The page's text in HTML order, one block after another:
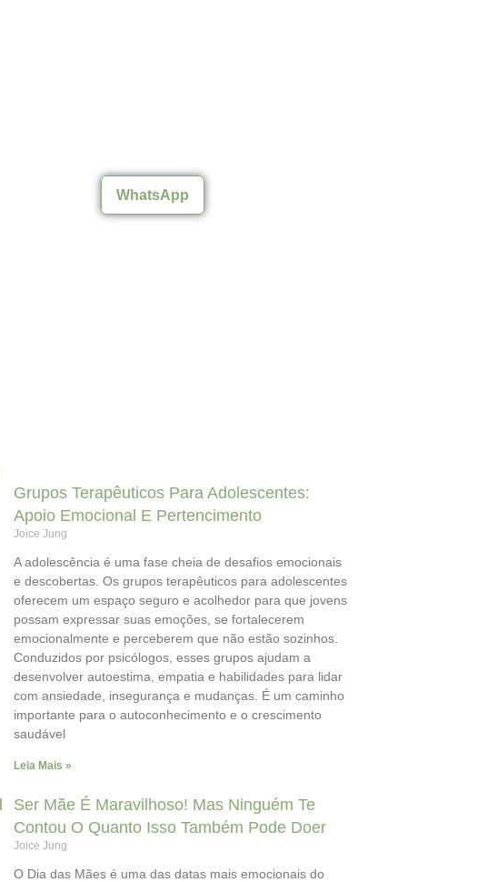
WhatsApp
Grupos Terapêuticos Para Adolescentes:
Apoio Emocional E Pertencimento
Joice Jung
A adolescência é uma fase cheia de desafios emocionais
e descobertas. Os grupos terapêuticos para adolescentes
oferecem um espaço seguro e acolhedor para que jovens
possam expressar suas emoções, se fortalecerem
emocionalmente e perceberem que não estão sozinhos.
Conduzidos por psicólogos, esses grupos ajudam a
desenvolver autoestima, empatia e habilidades para lidar
com ansiedade, insegurança e mudanças. É um caminho
importante para o autoconhecimento e o crescimento
saudável
Leia Mais »
Ser Mãe É Maravilhoso! Mas Ninguém Te
Contou O Quanto Isso Também Pode Doer
Joice Jung
O Dia das Mães é uma das datas mais emocionais do